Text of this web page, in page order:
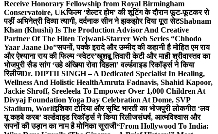
Receive Honorary Fellowship from Royal Birmingham
Conservatoire, UKफिल्म ‘शेल्टर होम’ की शूटिंग के दौरान फूट-फूटकर रो
पड़ीं अभिनेत्री दिव्या त्यागी, दर्दनाक सीन ने झकझोर दिया पूरा सेटShabnam
Khan (Khushi) Is The Production Advisor And Creative
Partner Of The Hiten Tejwani-Starrer Web Series “Chhodo
Yaar Jaane Do”सपनों, पक्के इरादे और उम्मीद की कहानी है मोहित एम राय
और ऐश्याना राय की फिल्म ‘स्वेटर’खुशबू तिवारी केटी और माही श्रीवास्तव का
भोजपुरी सैड सांग ‘उहे अंखिया रोवा दिहला’ वर्ल्डवाइड रिकॉर्ड्स ने किया
रिलीजDr. DIPTII SINGH – A Dedicated Specialist In Healing,
Wellness And Holistic HealthAmruta Fadnavis, Shahid Kapoor,
Jackie Shroff, Sreeleela To Empower Over 1,000 Children At
Divyaj Foundation Yoga Day Celebration At Dome, SVP
Stadium, Worliइशिका टोरिया और सृष्टि भारती का भोजपुरी लोकगीत ‘लव
यू कहबे करब’ वर्ल्डवाइड रिकॉर्ड्स ने किया रिलीजसंघर्ष, आत्मविश्वास और
सपनों की उड़ान का नाम है मोनिका सुराजी“From Hollywood To India: